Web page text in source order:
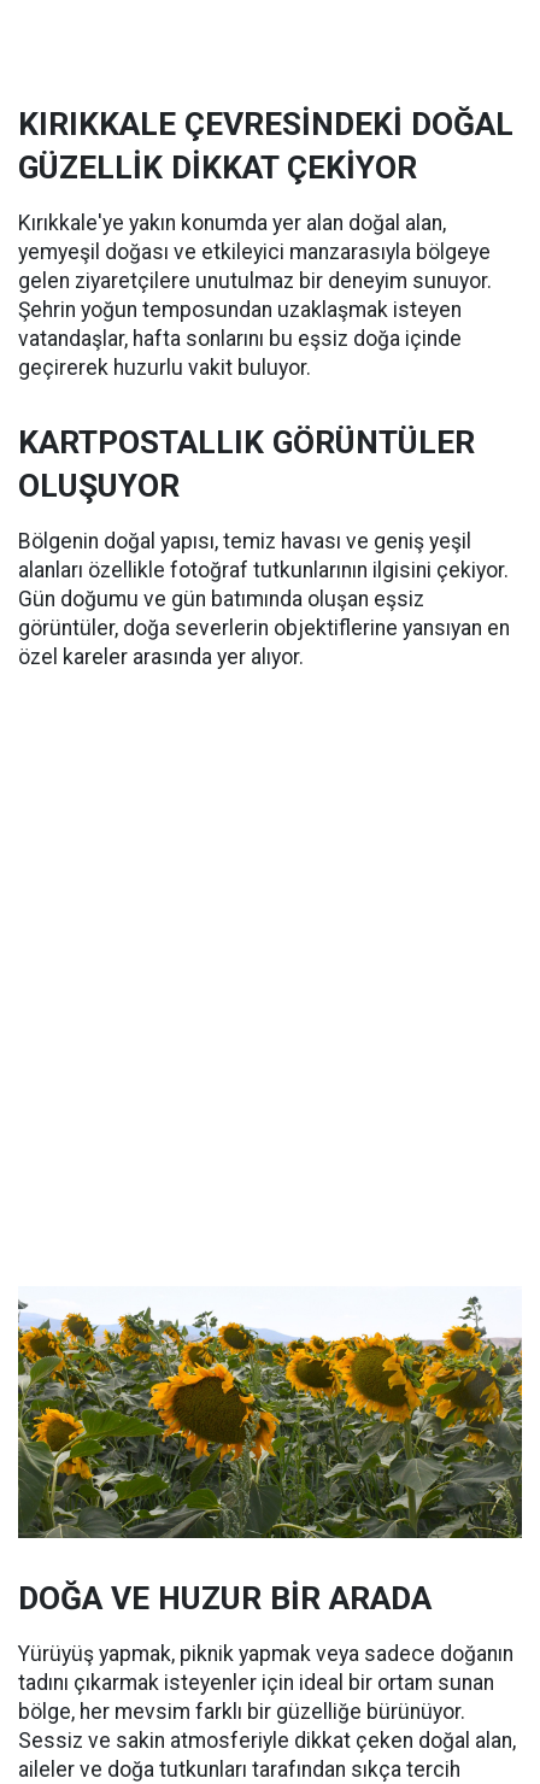
KIRIKKALE ÇEVRESİNDEKİ DOĞAL
GÜZELLİK DİKKAT ÇEKİYOR
Kırıkkale'ye yakın konumda yer alan doğal alan,
yemyeşil doğası ve etkileyici manzarasıyla bölgeye
gelen ziyaretçilere unutulmaz bir deneyim sunuyor.
Şehrin yoğun temposundan uzaklaşmak isteyen
vatandaşlar, hafta sonlarını bu eşsiz doğa içinde
geçirerek huzurlu vakit buluyor.
KARTPOSTALLIK GÖRÜNTÜLER
OLUŞUYOR
Bölgenin doğal yapısı, temiz havası ve geniş yeşil
alanları özellikle fotoğraf tutkunlarının ilgisini çekiyor.
Gün doğumu ve gün batımında oluşan eşsiz
görüntüler, doğa severlerin objektiflerine yansıyan en
özel kareler arasında yer alıyor.
DOĞA VE HUZUR BİR ARADA
Yürüyüş yapmak, piknik yapmak veya sadece doğanın
tadını çıkarmak isteyenler için ideal bir ortam sunan
bölge, her mevsim farklı bir güzelliğe bürünüyor.
Sessiz ve sakin atmosferiyle dikkat çeken doğal alan,
aileler ve doğa tutkunları tarafından sıkça tercih